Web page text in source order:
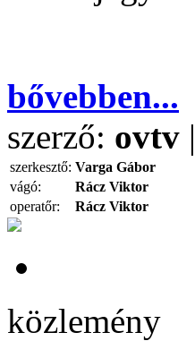
bővebben...
szerző: ovtv
szerkesztő: Varga Gábor
vágó:
Rácz Viktor
operatőr:
Rácz Viktor
közlemény